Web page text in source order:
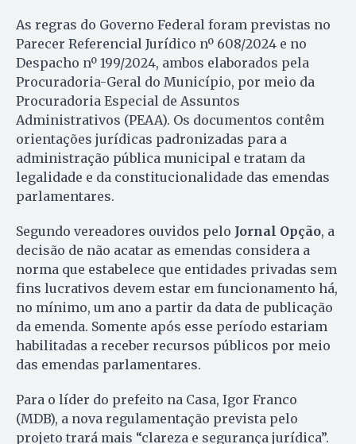
As regras do Governo Federal foram previstas no
Parecer Referencial Jurídico nº 608/2024 e no
Despacho nº 199/2024, ambos elaborados pela
Procuradoria-Geral do Município, por meio da
Procuradoria Especial de Assuntos
Administrativos (PEAA). Os documentos contêm
orientações jurídicas padronizadas para a
administração pública municipal e tratam da
legalidade e da constitucionalidade das emendas
parlamentares.
Segundo vereadores ouvidos pelo Jornal Opção, a
decisão de não acatar as emendas considera a
norma que estabelece que entidades privadas sem
fins lucrativos devem estar em funcionamento há,
no mínimo, um ano a partir da data de publicação
da emenda. Somente após esse período estariam
habilitadas a receber recursos públicos por meio
das emendas parlamentares.
Para o líder do prefeito na Casa, Igor Franco
(MDB), a nova regulamentação prevista pelo
projeto trará mais “clareza e segurança jurídica”.